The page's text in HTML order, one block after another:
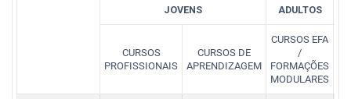
JOVENS ADULTOS
CURSOS
PROFISSIONAIS
CURSOS DE
APRENDIZAGEM
CURSOS EFA
/
FORMAÇÕES
MODULARES